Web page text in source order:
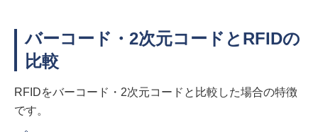
バーコード・2次元コードとRFIDの
比較
RFIDをバーコード・2次元コードと比較した場合の特徴
です。